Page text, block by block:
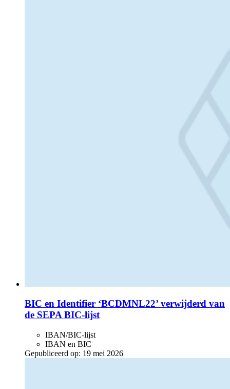
BIC en Identifier ‘BCDMNL22’ verwijderd van
de SEPA BIC-lijst
IBAN/BIC-lijst
IBAN en BIC
Gepubliceerd op: 19 mei 2026